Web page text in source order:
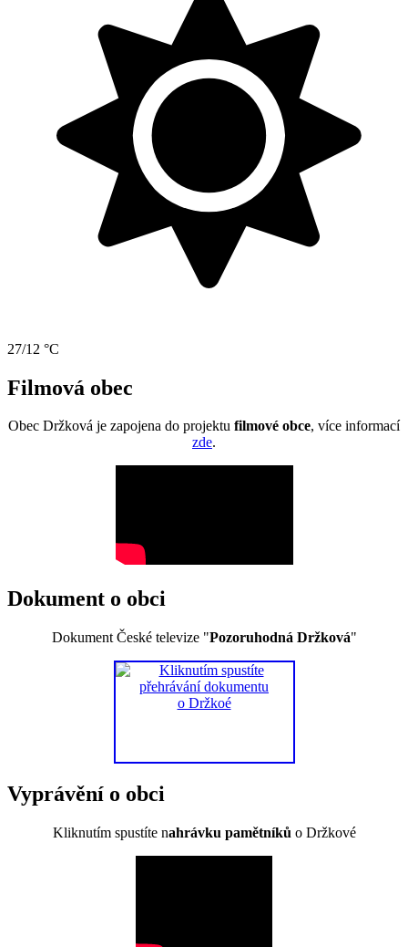
27/12 °C
Filmová obec
Obec Držková je zapojena do projektu filmové obce, více informací
zde.
Dokument o obci
Dokument České televize "Pozoruhodná Držková"
Vyprávění o obci
Kliknutím spustíte nahrávku pamětníků o Držkové